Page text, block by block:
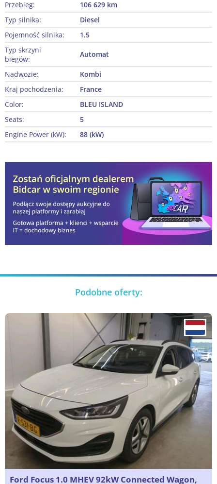
Przebieg:
106 629 km
Typ silnika:
Diesel
Pojemność silnika:
1.5
Typ skrzyni
biegów:
Automat
Nadwozie:
Kombi
Kraj pochodzenia:
France
Color:
BLEU ISLAND
Seats:
5
Engine Power (kW):
88 (kW)
Podobne oferty:
Ford Focus 1.0 MHEV 92kW Connected Wagon,